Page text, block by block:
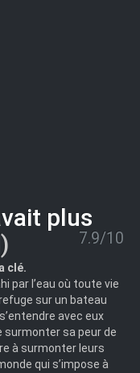
plus
) 7.9/10
clé.
par l’eau où toute vie
sur un bateau
avec eux
surmonter sa peur de
à surmonter leurs
qui s’impose à